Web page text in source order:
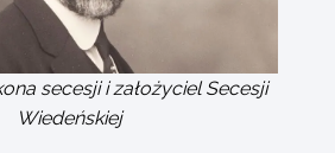
secesji i założyciel Secesji
Wiedeńskiej